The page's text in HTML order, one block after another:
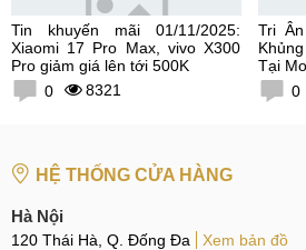
Tin khuyến mãi 01/11/2025:
Xiaomi 17 Pro Max, vivo X300
Pro giảm giá lên tới 500K
0
8321
Tri
Tại
0
HỆ THỐNG CỬA HÀNG
Hà Nội
120 Thái Hà, Q. Đống Đa
Xem bản đồ